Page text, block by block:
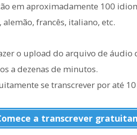
em aproximadamente 100
alemão, francês, italiano, etc.
o upload do arquivo de áudio
a dezenas de minutos.
se transcrever por até
a transcrever